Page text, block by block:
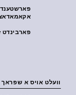
פארבינדט
וועלט אויס א שפראך